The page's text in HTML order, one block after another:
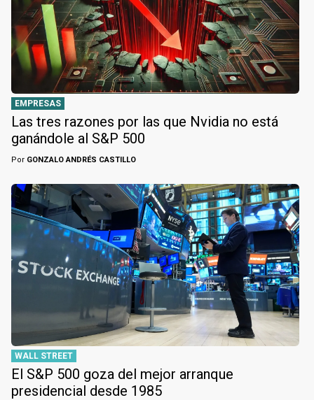
EMPRESAS
Las tres razones por las que Nvidia no está
ganándole al S&P 500
Por GONZALO ANDRÉS CASTILLO
WALL STREET
El S&P 500 goza del mejor arranque
presidencial desde 1985